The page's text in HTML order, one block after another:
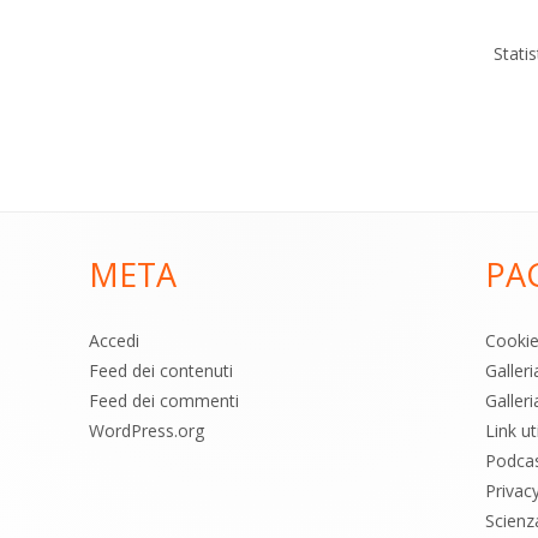
META
Accedi
Feed dei contenuti
Feed dei commenti
WordPress.org
Link